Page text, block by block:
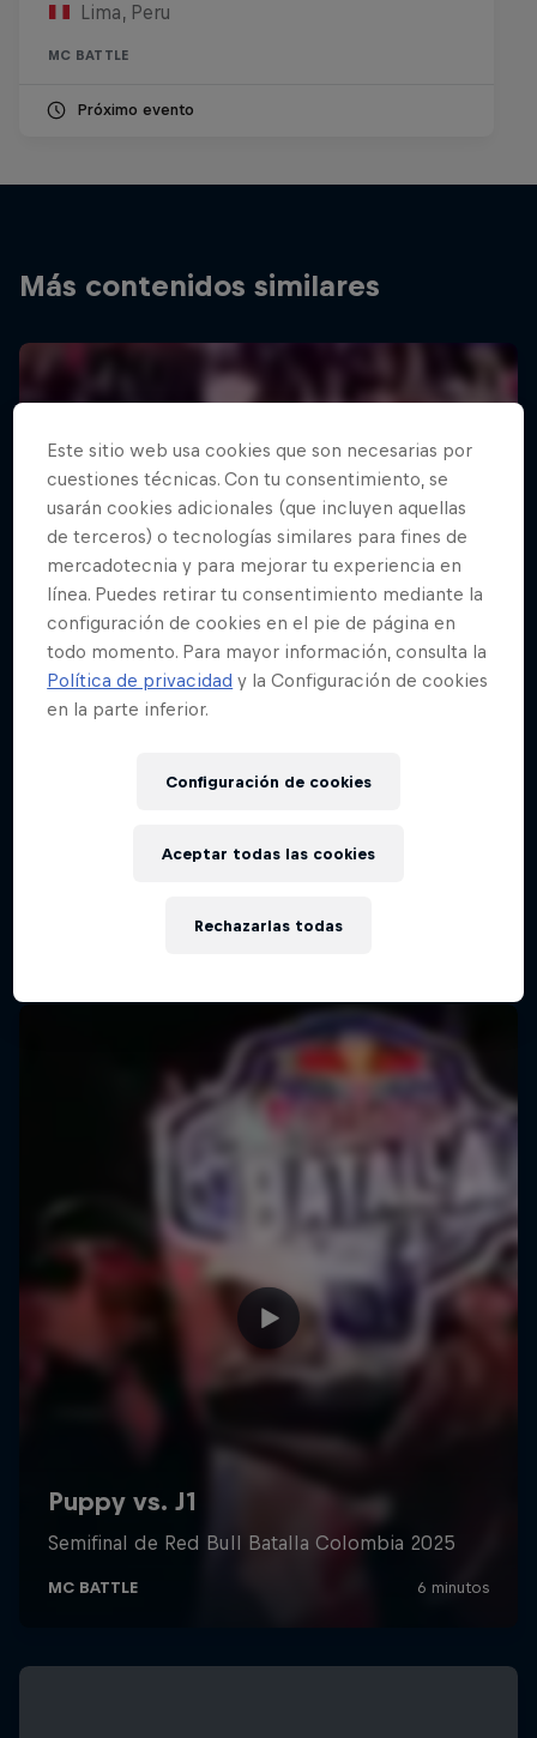
Lima, Peru
MC BATTLE
Próximo evento
Más contenidos similares
Este sitio web usa cookies que son necesarias por
cuestiones técnicas. Con tu consentimiento, se
usarán cookies adicionales (que incluyen aquellas
de terceros) o tecnologías similares para fines de
mercadotecnia y para mejorar tu experiencia en
línea. Puedes retirar tu consentimiento mediante la
configuración de cookies en el pie de página en
todo momento. Para mayor información, consulta la
Política de privacidad y la Configuración de cookies
en la parte inferior.
Configuración de cookies
Rechazarlas todas
Aceptar todas las cookies